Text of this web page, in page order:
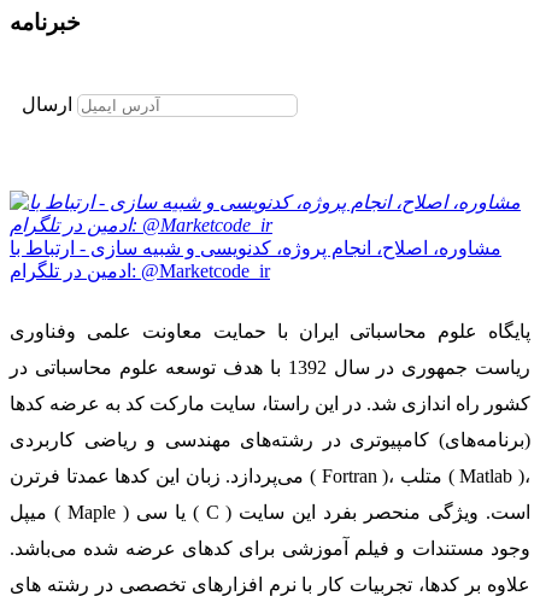
خبرنامه
ارسال
مشاوره، اصلاح، انجام پروژه، کدنویسی و شبیه سازی - ارتباط با
ادمین در تلگرام: @Marketcode_ir
پایگاه علوم محاسباتی ایران با حمایت معاونت علمی وفناوری
ریاست جمهوری در سال 1392 با هدف توسعه علوم محاسباتی در
کشور راه اندازی شد. در این راستا، سایت مارکت کد به عرضه کدها
(برنامه‌های) کامپیوتری در رشته‌های مهندسی و ریاضی کاربردی
می‌پردازد. زبان این کدها عمدتا فرترن ( Fortran )، متلب ( Matlab )،
میپل ( Maple ) یا سی ( C ) است. ویژگی منحصر بفرد این سایت
وجود مستندات و فیلم آموزشی برای کدهای عرضه شده می‌باشد.
علاوه بر کدها، تجربیات کار با نرم افزارهای تخصصی در رشته های